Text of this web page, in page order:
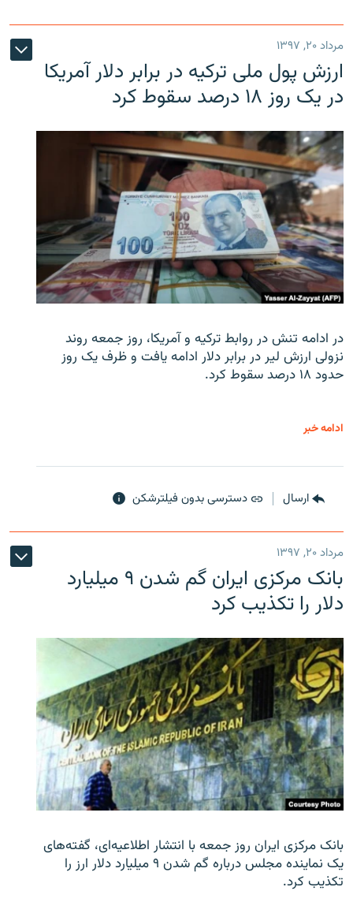
مرداد ۲۰, ۱۳۹۷
ارزش پول ملی ترکیه در برابر دلار آمریکا
در یک روز ۱۸ درصد سقوط کرد
در ادامه تنش در روابط ترکیه و آمریکا، روز جمعه روند
نزولی ارزش لیر در برابر دلار ادامه یافت و ظرف یک روز
حدود ۱۸ درصد سقوط کرد.
ادامه خبر
ارسال دسترسی بدون فیلترشکن
مرداد ۲۰, ۱۳۹۷
بانک مرکزی ایران گم شدن ۹ میلیارد
دلار را تکذیب کرد
بانک مرکزی ایران روز جمعه با انتشار اطلاعیه‌ای، گفته‌های
یک نماینده مجلس درباره گم شدن ۹ میلیارد دلار ارز را
تکذیب کرد.